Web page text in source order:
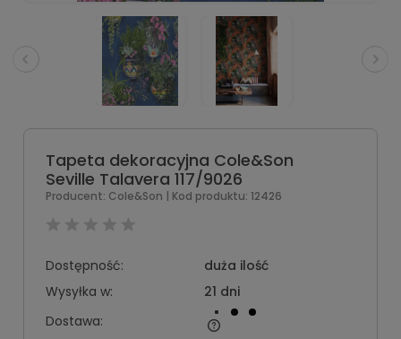
Tapeta dekoracyjna Cole&Son
Seville Talavera 117/9026
Producent: Cole&Son | Kod produktu: 12426
Dostępność:
duża ilość
Wysyłka w:
21 dni
Dostawa: